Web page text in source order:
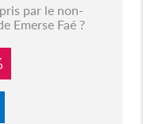
par le non-
Emerse Faé ?